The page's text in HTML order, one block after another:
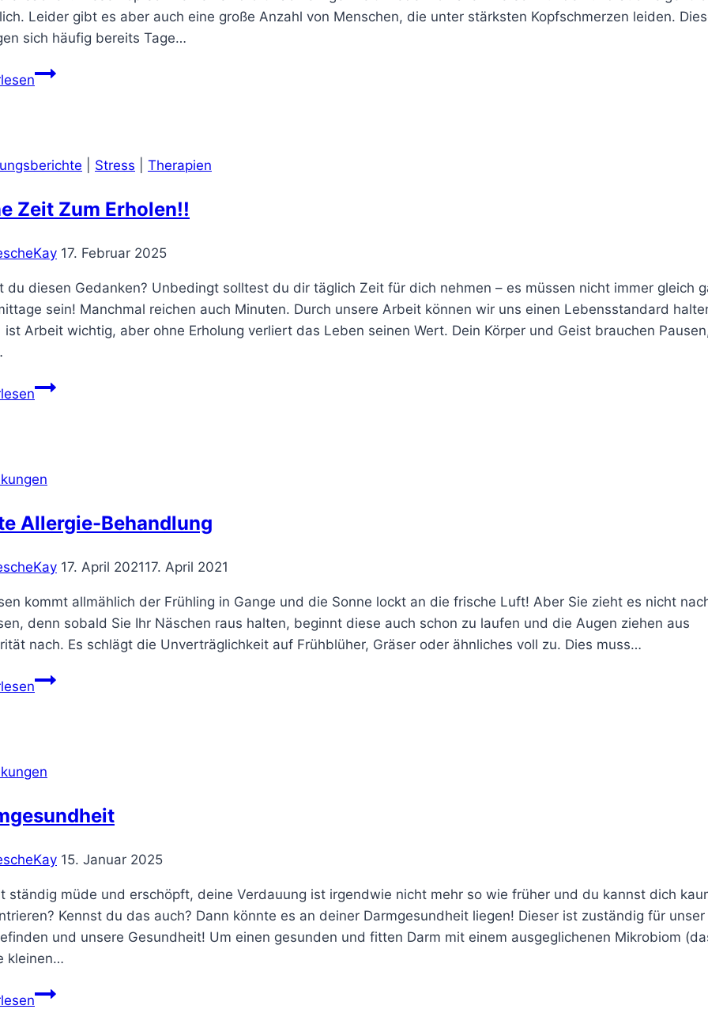
Halt
gibt
Leider gibt es aber auch eine große Anzahl von Menschen, die unter stärksten Kopfschmerzen leiden.
sich häufig bereits Tage…
Migräne-
Stress Therapien
Zeit Zum Erholen!!
17. Februar 2025
du diesen Gedanken? Unbedingt solltest du dir täglich Zeit für dich nehmen – es müssen nicht immer gleich
sein! Manchmal reichen auch Minuten. Durch unsere Arbeit können wir uns einen Lebensstandard
Arbeit wichtig, aber ohne Erholung verliert das Leben seinen Wert. Dein Körper und Geist brauchen
Keine
Allergie-Behandlung
17. April 202117. April 2021
kommt allmählich der Frühling in Gange und die Sonne lockt an die frische Luft! Aber Sie zieht es nicht
denn sobald Sie Ihr Näschen raus halten, beginnt diese auch schon zu laufen und die Augen ziehen aus
nach. Es schlägt die Unverträglichkeit auf Frühblüher, Gräser oder ähnliches voll zu. Dies muss…
Akute
15. Januar 2025
ständig müde und erschöpft, deine Verdauung ist irgendwie nicht mehr so wie früher und du kannst dich
Kennst du das auch? Dann könnte es an deiner Darmgesundheit liegen! Dieser ist zuständig für unser
und unsere Gesundheit! Um einen gesunden und fitten Darm mit einem ausgeglichenen Mikrobiom
kleinen…
Darmgesundheit